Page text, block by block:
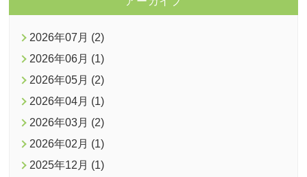
2026年07月 (2)
2026年06月 (1)
2026年05月 (2)
2026年04月 (1)
2026年03月 (2)
2026年02月 (1)
2025年12月 (1)